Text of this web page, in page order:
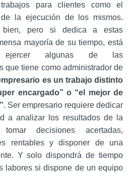
trabajos para clientes como el
la ejecución de los mismos.
bien, pero si dedica a estas
mayoría de su tiempo, está
algunas de las
que tiene como administrador de
es un trabajo distinto
encargado” o “el mejor de
. Ser empresario requiere dedicar
a analizar los resultados de la
decisiones acertadas,
rentables y disponer de una
Y solo dispondrá de tiempo
labores si dispone de un equipo